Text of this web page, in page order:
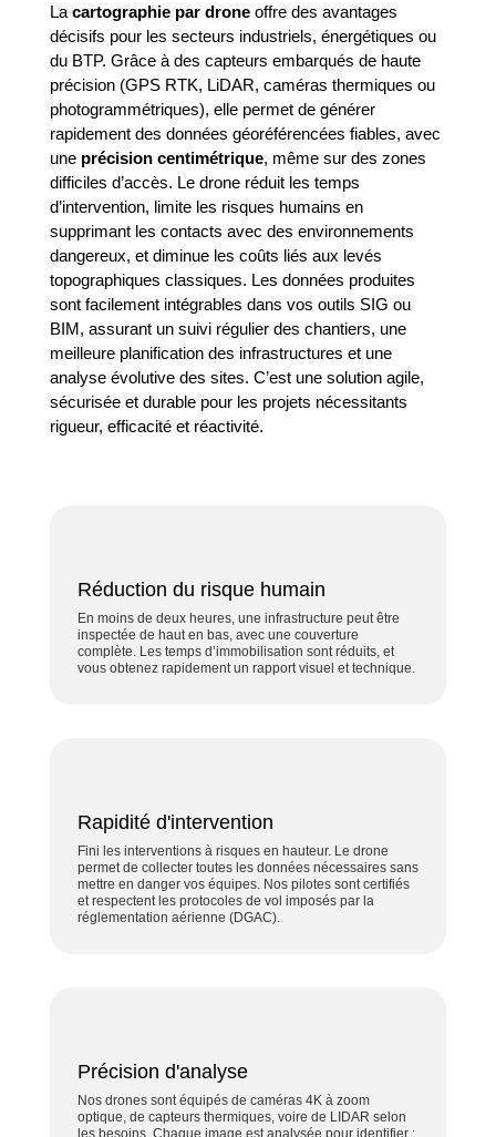
La cartographie par droneoffre des avantages
décisifs pour les secteurs industriels, énergétiques ou
du BTP. Grâce à des capteurs embarqués de haute
précision (GPS RTK, LiDAR, caméras thermiques ou
photogrammétriques), elle permet de générer
rapidement des données géoréférencées fiables, avec
une précision centimétrique, même sur des zones
difficiles d’accès. Le drone réduit les temps
d’intervention, limite les risques humains en
supprimant les contacts avec des environnements
dangereux, et diminue les coûts liés aux levés
topographiques classiques. Les données produites
sont facilement intégrables dans vos outils SIG ou
BIM, assurant un suivi régulier des chantiers, une
meilleure planification des infrastructures et une
analyse évolutive des sites. C’est une solution agile,
sécurisée et durable pour les projets nécessitants
rigueur, efficacité et réactivité.
Réduction du risque humain
En moins de deux heures, une infrastructure peut être
inspectée de haut en bas, avec une couverture
complète. Les temps d’immobilisation sont réduits, et
vous obtenez rapidement un rapport visuel et technique.
Rapidité d'intervention
Fini les interventions à risques en hauteur. Le drone
permet de collecter toutes les données nécessaires sans
mettre en danger vos équipes. Nos pilotes sont certifiés
et respectent les protocoles de vol imposés par la
réglementation aérienne (DGAC).
Précision d'analyse
Nos drones sont équipés de caméras 4K à zoom
optique, de capteurs thermiques, voire de LIDAR selon
les besoins. Chaque image est analysée pour identifier :